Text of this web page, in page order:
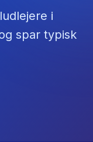
i
spar typisk